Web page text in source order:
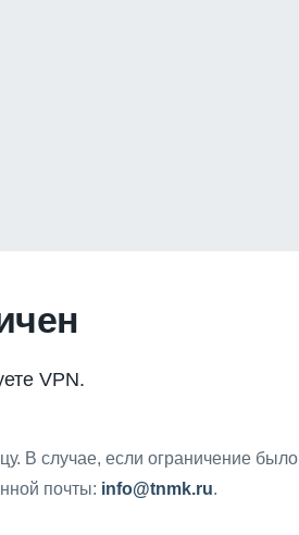
VPN.
В случае, если ограничение было
почты: info@tnmk.ru.